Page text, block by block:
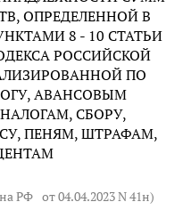
ОПРЕДЕЛЕННОЙ В
8 - 10 СТАТЬИ
РОССИЙСКОЙ
ПО
АВАНСОВЫМ
СБОРУ,
ПЕНЯМ, ШТРАФАМ,
РФ от 04.04.2023 N 41н)